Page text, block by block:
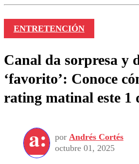
ENTRETENCIÓN
Canal da sorpresa y
‘favorito’: Conoce
rating matinal este 1
por Andrés Cortés
octubre 01, 2025